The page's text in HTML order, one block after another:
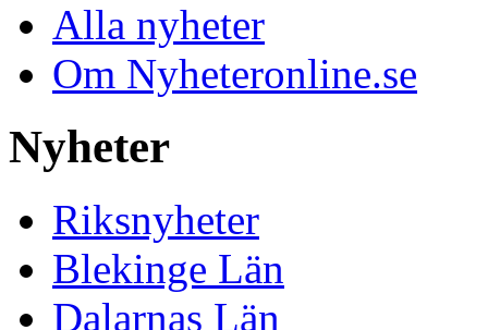
Alla nyheter
Om Nyheteronline.se
Nyheter
Riksnyheter
Blekinge Län
Dalarnas Län